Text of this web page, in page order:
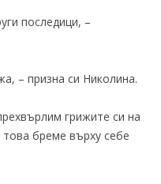
последици, –
– призна си Николина.
грижите си на
бреме върху себе